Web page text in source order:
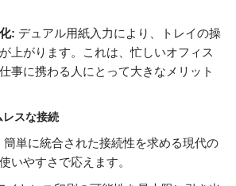
: デュアル用紙入力により、トレイの操
上がります。これは、忙しいオフィス
事に携わる人にとって大きなメリット
レスな接続
簡単に統合された接続性を求める現代の
いやすさで応えます。